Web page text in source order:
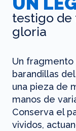
testigo de
gloria
Un fragmento
barandillas
una pieza de
manos de
Conserva el
vividos,